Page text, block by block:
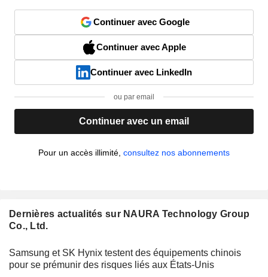
Continuer avec Google
Continuer avec Apple
Continuer avec LinkedIn
ou par email
Continuer avec un email
Pour un accès illimité, consultez nos abonnements
Dernières actualités sur NAURA Technology Group
Co., Ltd.
Samsung et SK Hynix testent des équipements chinois
pour se prémunir des risques liés aux États-Unis